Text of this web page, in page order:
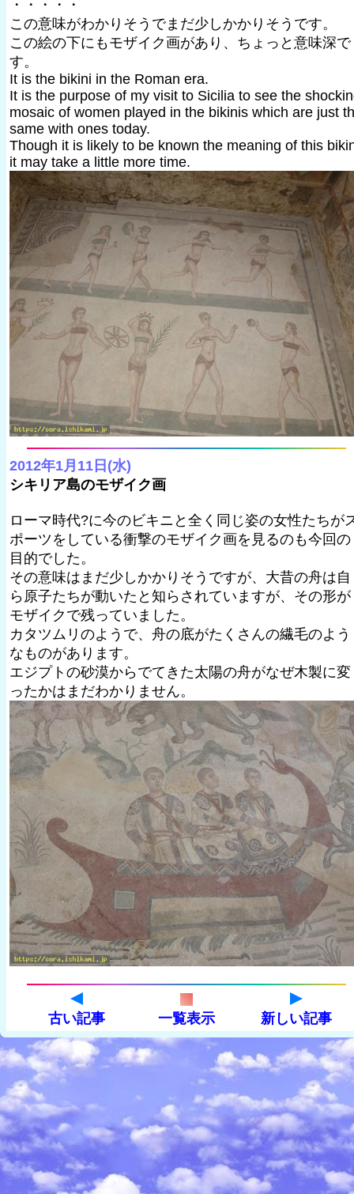
・・・・・
この意味がわかりそうでまだ少しかかりそうです。
この絵の下にもモザイク画があり、ちょっと意味深で
す。
It is the bikini in the Roman era.
It is the purpose of my visit to Sicilia to see the
mosaic of women played in the bikinis which are just
same with ones today.
Though it is likely to be known the meaning of this
it may take a little more time.
2012年1月11日(水)
シキリア島のモザイク画
ローマ時代?に今のビキニと全く同じ姿の女性たちが
ポーツをしている衝撃のモザイク画を見るのも今回の
目的でした。
その意味はまだ少しかかりそうですが、大昔の舟は自
ら原子たちが動いたと知らされていますが、その形が
モザイクで残っていました。
カタツムリのようで、舟の底がたくさんの繊毛のよう
なものがあります。
エジプトの砂漠からでてきた太陽の舟がなぜ木製に変
ったかはまだわかりません。
古い記事 一覧表示 新しい記事